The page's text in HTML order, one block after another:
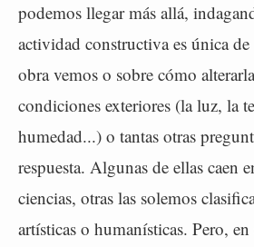
podemos llegar más allá,
actividad constructiva es única de
obra vemos o sobre cómo
condiciones exteriores (la luz, la
humedad...) o tantas otras
respuesta. Algunas de ellas caen
ciencias, otras las solemos
artísticas o humanísticas. Pero,